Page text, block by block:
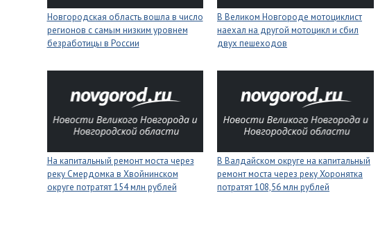
Новгородская область вошла в число
регионов с самым низким уровнем
безработицы в России
В Великом Новгороде мотоциклист
наехал на другой мотоцикл и сбил
двух пешеходов
На капитальный ремонт моста через
реку Смердомка в Хвойнинском
округе потратят 154 млн рублей
В Валдайском округе на капитальный
ремонт моста через реку Хоронятка
потратят 108,56 млн рублей